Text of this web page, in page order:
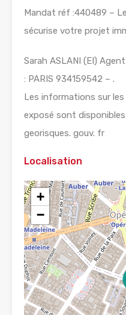
Mandat réf :440489 –
sécurise votre projet
Sarah ASLANI (EI)
: PARIS 934159542 – .
Les informations sur
exposé sont
georisques. gouv. fr
Localisation
+
−